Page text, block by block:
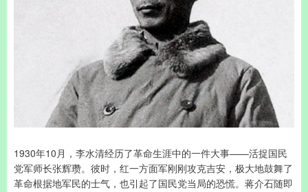
1930年10月，李水清经历了革命生涯中的一件大事——活捉国民
党军师长张辉瓒。彼时，红一方面军刚刚攻克吉安，极大地鼓舞了
革命根据地军民的士气，也引起了国民党当局的恐慌。蒋介石随即